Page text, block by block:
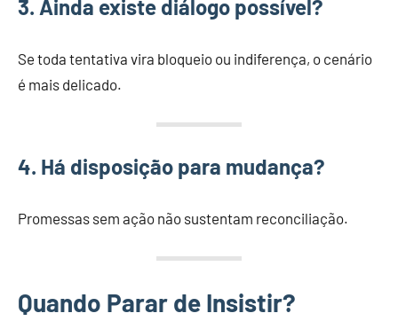
3. Ainda existe diálogo possível?
Se toda tentativa vira bloqueio ou indiferença, o cenário
é mais delicado.
4. Há disposição para mudança?
Promessas sem ação não sustentam reconciliação.
Quando Parar de Insistir?